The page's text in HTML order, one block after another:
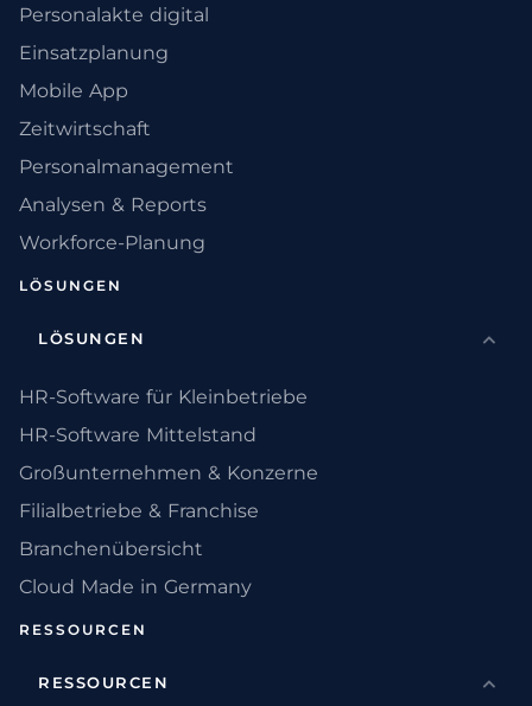
Personalakte digital
Einsatzplanung
Mobile App
Zeitwirtschaft
Personalmanagement
Analysen & Reports
Workforce-Planung
LÖSUNGEN
LÖSUNGEN
HR-Software für Kleinbetriebe
HR-Software Mittelstand
Großunternehmen & Konzerne
Filialbetriebe & Franchise
Branchenübersicht
Cloud Made in Germany
RESSOURCEN
RESSOURCEN